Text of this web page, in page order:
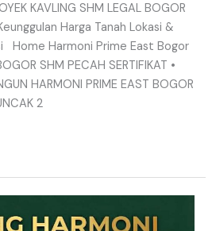
KAVLING SHM LEGAL BOGOR
Harga Tanah Lokasi &
Home Harmoni Prime East Bogor
SHM PECAH SERTIFIKAT •
HARMONI PRIME EAST BOGOR
2